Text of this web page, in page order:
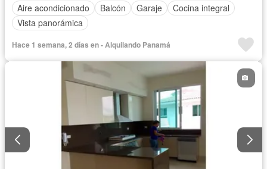
Aire acondicionado
Balcón Garaje
Cocina integral
Vista panorámica
Hace 1 semana, 2 días en - Alquilando Panamá